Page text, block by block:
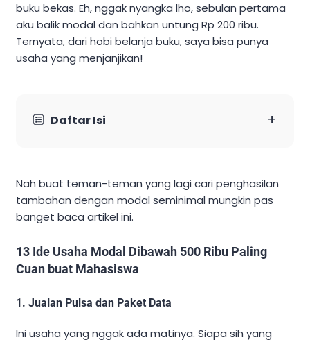
buku bekas. Eh, nggak nyangka lho, sebulan pertama
aku balik modal dan bahkan untung Rp 200 ribu.
Ternyata, dari hobi belanja buku, saya bisa punya
usaha yang menjanjikan!
Daftar Isi +
Nah buat teman-teman yang lagi cari penghasilan
tambahan dengan modal seminimal mungkin pas
banget baca artikel ini.
13 Ide Usaha Modal Dibawah 500 Ribu Paling
Cuan buat Mahasiswa
1. Jualan Pulsa dan Paket Data
Ini usaha yang nggak ada matinya. Siapa sih yang